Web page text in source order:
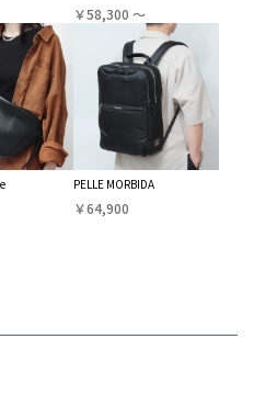
￥58,300 〜
PELLE MORBIDA
￥64,900